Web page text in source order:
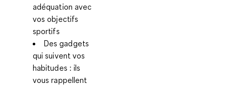
adéquation avec
vos objectifs
sportifs
Des gadgets
qui suivent vos
habitudes : ils
vous rappellent